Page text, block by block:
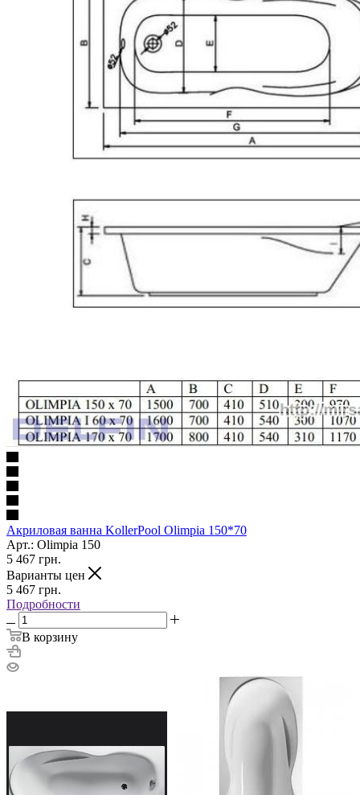
Акриловая ванна KollerPool Olimpia 150*70
Арт.: Olimpia 150
5 467 грн.
Варианты цен
5 467 грн.
Подробности
В корзину